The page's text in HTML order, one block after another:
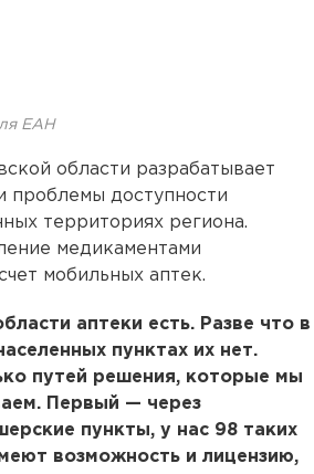
ЕАН
области разрабатывает
проблемы доступности
территориях региона.
медикаментами
мобильных аптек.
аптеки есть. Разве что в
пунктах их нет.
путей решения, которые мы
Первый — через
пункты, у нас 98 таких
возможность и лицензию,